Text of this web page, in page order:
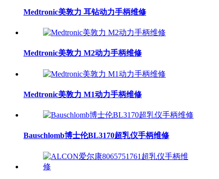
Medtronic美敦力 耳钻动力手柄维修
Medtronic美敦力 M2动力手柄维修
Medtronic美敦力 M1动力手柄维修
Bauschlomb博士伦BL3170超乳仪手柄维修